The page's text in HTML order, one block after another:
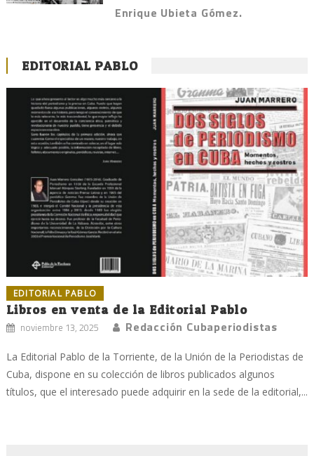
Enrique Ubieta Gómez.
EDITORIAL PABLO
EDITORIAL PABLO
Libros en venta de la Editorial Pablo
noviembre 13, 2025 Redacción Cubaperiodistas
La Editorial Pablo de la Torriente, de la Unión de la Periodistas de
Cuba, dispone en su colección de libros publicados algunos
títulos, que el interesado puede adquirir en la sede de la editorial,...